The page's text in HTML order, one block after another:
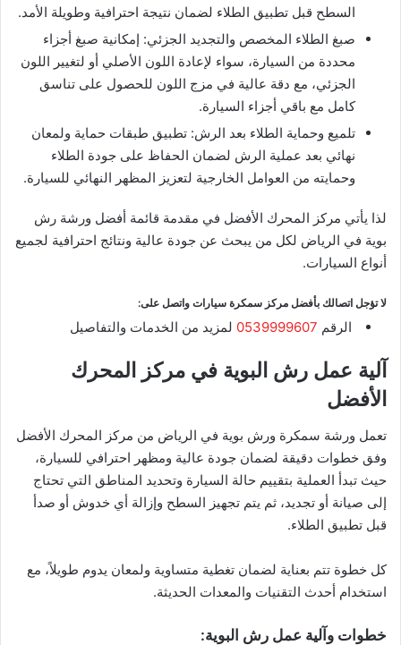
السطح قبل تطبيق الطلاء لضمان نتيجة احترافية وطويلة الأمد.
صبغ الطلاء المخصص والتجديد الجزئي: إمكانية صبغ أجزاء
محددة من السيارة، سواء لإعادة اللون الأصلي أو لتغيير اللون
الجزئي، مع دقة عالية في مزج اللون للحصول على تناسق
كامل مع باقي أجزاء السيارة.
تلميع وحماية الطلاء بعد الرش: تطبيق طبقات حماية ولمعان
نهائي بعد عملية الرش لضمان الحفاظ على جودة الطلاء
وحمايته من العوامل الخارجية لتعزيز المظهر النهائي للسيارة.
لذا يأتي مركز المحرك الأفضل في مقدمة قائمة أفضل ورشة رش
بوية في الرياض لكل من يبحث عن جودة عالية ونتائج احترافية لجميع
أنواع السيارات.
لا تؤجل اتصالك بأفضل مركز سمكرة سيارات واتصل على:
الرقم 0539999607 لمزيد من الخدمات والتفاصيل
آلية عمل رش البوية في مركز المحرك
الأفضل
تعمل ورشة سمكرة ورش بوية في الرياض من مركز المحرك الأفضل
وفق خطوات دقيقة لضمان جودة عالية ومظهر احترافي للسيارة،
حيث تبدأ العملية بتقييم حالة السيارة وتحديد المناطق التي تحتاج
إلى صيانة أو تجديد، ثم يتم تجهيز السطح وإزالة أي خدوش أو صدأ
قبل تطبيق الطلاء.
كل خطوة تتم بعناية لضمان تغطية متساوية ولمعان يدوم طويلاً، مع
استخدام أحدث التقنيات والمعدات الحديثة.
خطوات وآلية عمل رش البوية: